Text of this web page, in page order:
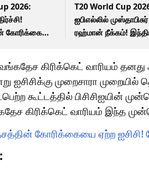
2026:
கோரிக்கையை
T20 World Cup
ஐபிஎல்லில் முஸ்தாபிசுர்
ரஹ்மான் நீக்கம்!
கிரிக்கெட் வாரியம்
முறைசாரா முறையில்
கூட்டத்தில் பிசிசிஐயின்
கிரிக்கெட் வாரியம் இந்த
கோரிக்கையை ஏற்ற ஐசிசி!